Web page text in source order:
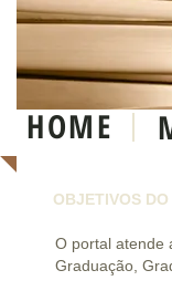
HOME
OBJETIVOS
O portal atende
Graduação,